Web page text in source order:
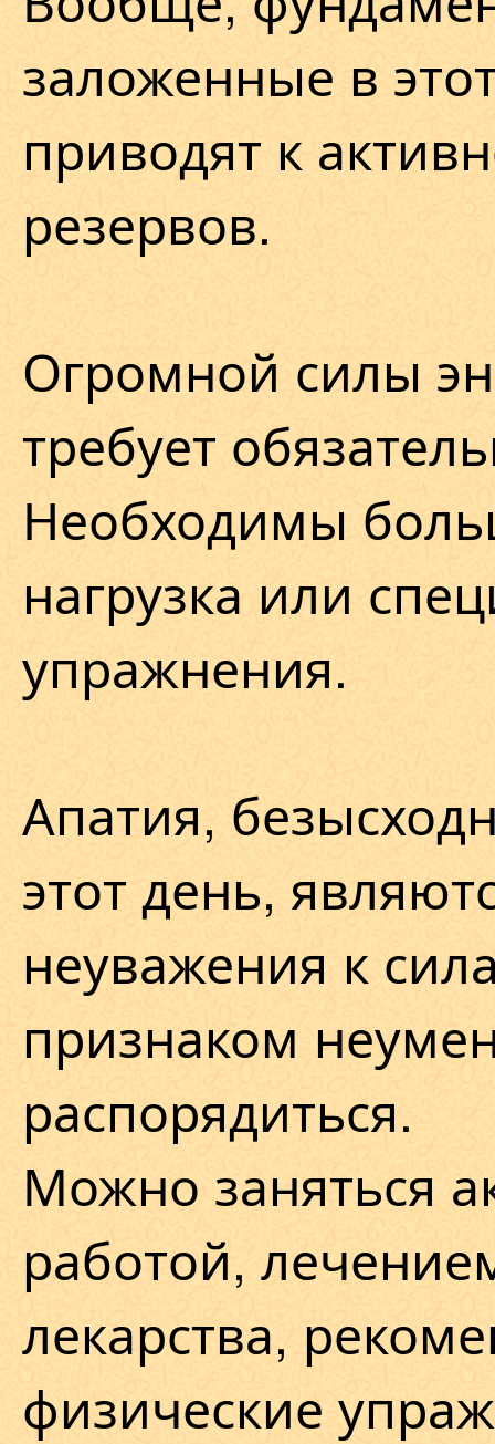
заложенные в
приводят к
резервов.
Огромной силы
требует
Необходимы
нагрузка или
упражнения.
Апатия,
этот день,
неуважения к
признаком
распорядиться.
Можно заняться
работой,
лекарства,
физические